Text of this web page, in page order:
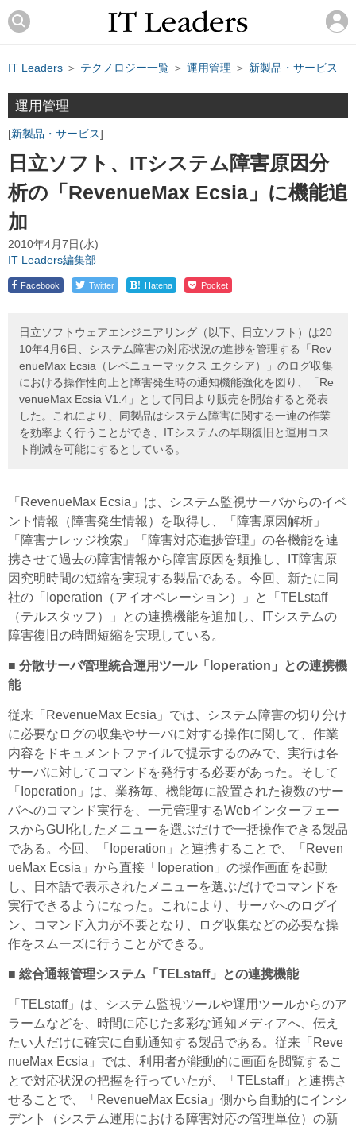
IT Leaders ＞ テクノロジー一覧 ＞ 運用管理 ＞ 新製品・サービス
運用管理
新製品・サービス
日立ソフト、ITシステム障害原因分
析の「RevenueMax Ecsia」に機能追
加
2010年4月7日(水)
IT Leaders編集部
Facebook Twitter ! Hatena Pocket
日立ソフトウェアエンジニアリング（以下、日立ソフト）は20
10年4月6日、システム障害の対応状況の進捗を管理する「Rev
enueMax Ecsia（レベニューマックス エクシア）」のログ収集
における操作性向上と障害発生時の通知機能強化を図り、「Re
venueMax Ecsia V1.4」として同日より販売を開始すると発表
した。これにより、同製品はシステム障害に関する一連の作業
を効率よく行うことができ、ITシステムの早期復旧と運用コス
ト削減を可能にするとしている。
「RevenueMax Ecsia」は、システム監視サーバからのイベ
ント情報（障害発生情報）を取得し、「障害原因解析」
「障害ナレッジ検索」「障害対応進捗管理」の各機能を連
携させて過去の障害情報から障害原因を類推し、IT障害原
因究明時間の短縮を実現する製品である。今回、新たに同
社の「Ioperation（アイオペレーション）」と「TELstaff
（テルスタッフ）」との連携機能を追加し、ITシステムの
障害復旧の時間短縮を実現している。
■ 分散サーバ管理統合運用ツール「Ioperation」との連携機
能
従来「RevenueMax Ecsia」では、システム障害の切り分け
に必要なログの収集やサーバに対する操作に関して、作業
内容をドキュメントファイルで提示するのみで、実行は各
サーバに対してコマンドを発行する必要があった。そして
「Ioperation」は、業務毎、機能毎に設置された複数のサー
バへのコマンド実行を、一元管理するWebインターフェー
スからGUI化したメニューを選ぶだけで一括操作できる製品
である。今回、「Ioperation」と連携することで、「Reven
ueMax Ecsia」から直接「Ioperation」の操作画面を起動
し、日本語で表示されたメニューを選ぶだけでコマンドを
実行できるようになった。これにより、サーバへのログイ
ン、コマンド入力が不要となり、ログ収集などの必要な操
作をスムーズに行うことができる。
■ 総合通報管理システム「TELstaff」との連携機能
「TELstaff」は、システム監視ツールや運用ツールからのア
ラームなどを、時間に応じた多彩な通知メディアへ、伝え
たい人だけに確実に自動通知する製品である。従来「Reve
nueMax Ecsia」では、利用者が能動的に画面を閲覧するこ
とで対応状況の把握を行っていたが、「TELstaff」と連携さ
せることで、「RevenueMax Ecsia」側から自動的にインシ
デント（システム運用における障害対応の管理単位）の新